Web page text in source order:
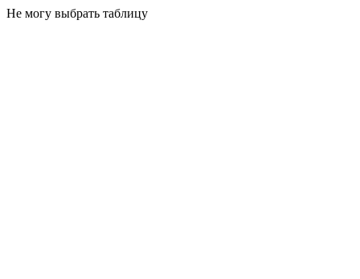
Не могу выбрать таблицу